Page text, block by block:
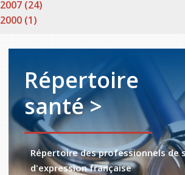
2007 (24)
2000 (1)
Répertoire
santé >
Répertoire des professionnels de
d'expression française